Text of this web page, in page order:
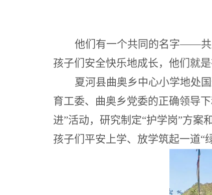
他们有一个共同的名字——共
孩子们安全快乐地成长，他们就
夏河县曲奥乡中心小学地处
育工委、曲奥乡党委的正确领导
进”活动，研究制定“护学岗”方
孩子们平安上学、放学筑起一道“